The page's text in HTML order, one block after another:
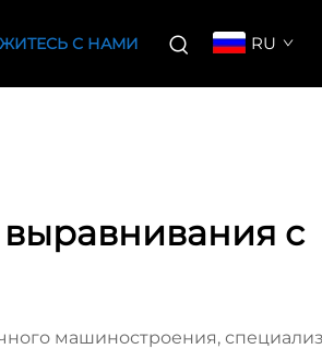
С НАМИ RU
с
машиностроения,